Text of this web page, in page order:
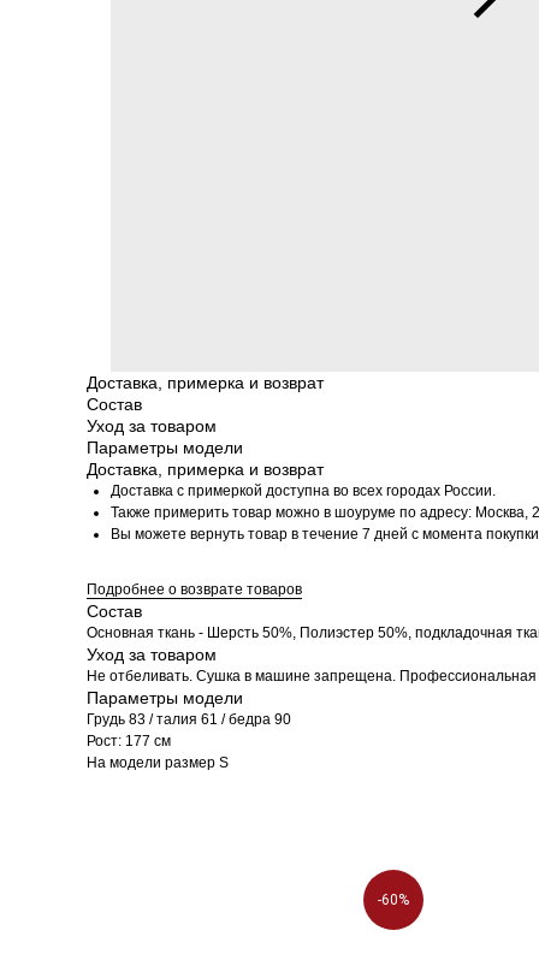
Доставка, примерка и возврат
Состав
Уход за товаром
Параметры модели
Доставка, примерка и возврат
Доставка с примеркой доступна во всех городах России.
Также примерить товар можно в шоуруме по адресу: Москва,
Вы можете вернуть товар в течение 7 дней с момента
Подробнее о возврате товаров
Состав
Основная ткань - Шерсть 50%, Полиэстер 50%, подкладочная
Уход за товаром
Не отбеливать. Сушка в машине запрещена. Профессиональная
Параметры модели
Грудь 83 / талия 61 / бедра 90
Рост: 177 см
На модели размер S
-60%